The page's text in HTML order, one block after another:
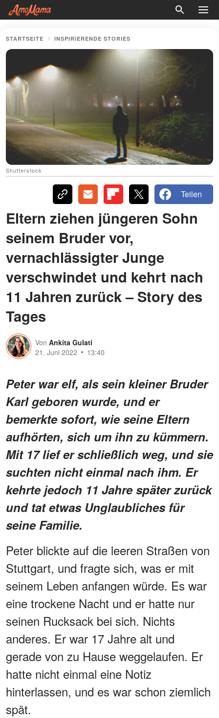
STARTSEITE INSPIRIERENDE STORIES
Shutterstock
Teilen
Eltern ziehen jüngeren Sohn
seinem Bruder vor,
vernachlässigter Junge
verschwindet und kehrt nach
11 Jahren zurück – Story des
Tages
Von Ankita Gulati
21. Juni 2022
13:40
Peter war elf, als sein kleiner Bruder
Karl geboren wurde, und er
bemerkte sofort, wie seine Eltern
aufhörten, sich um ihn zu kümmern.
Mit 17 lief er schließlich weg, und sie
suchten nicht einmal nach ihm. Er
kehrte jedoch 11 Jahre später zurück
und tat etwas Unglaubliches für
seine Familie.
Peter blickte auf die leeren Straßen von
Stuttgart, und fragte sich, was er mit
seinem Leben anfangen würde. Es war
eine trockene Nacht und er hatte nur
seinen Rucksack bei sich. Nichts
anderes. Er war 17 Jahre alt und
gerade von zu Hause weggelaufen. Er
hatte nicht einmal eine Notiz
hinterlassen, und es war schon ziemlich
spät.